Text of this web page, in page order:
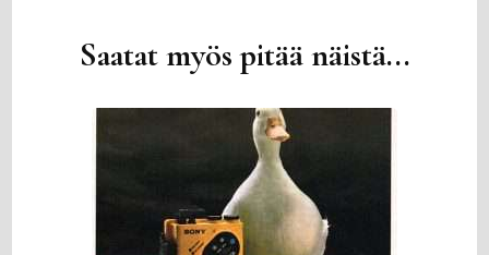
Artikkelien
Saatat myös pitää näistä...